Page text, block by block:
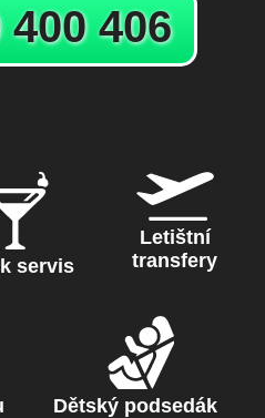
400 406
servis
Letištní
transfery
Dětský podsedák